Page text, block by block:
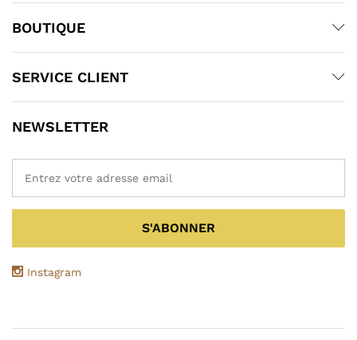
BOUTIQUE
SERVICE CLIENT
NEWSLETTER
Instagram